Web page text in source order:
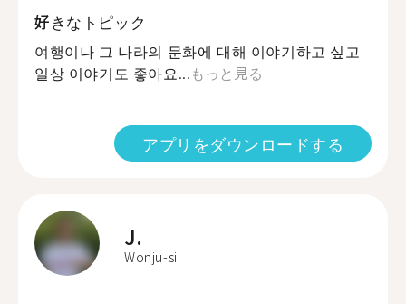
好きなトピック
여행이나 그 나라의 문화에 대해 이야기하고 싶고
일상 이야기도 좋아요...もっと見る
アプリをダウンロードする
J.
Wonju-si